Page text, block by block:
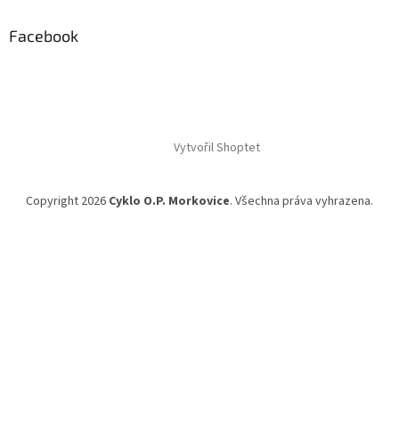
Facebook
Vytvořil Shoptet
Copyright 2026 Cyklo O.P. Morkovice. Všechna práva vyhrazena.